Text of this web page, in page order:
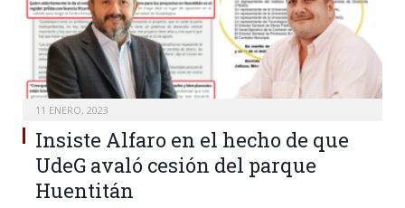
11 ENERO, 2023
Insiste Alfaro en el hecho de que
UdeG avaló cesión del parque
Huentitán